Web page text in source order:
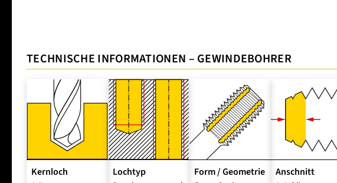
TECHNISCHE INFORMATIONEN – GEWINDEBOHRER
Kernloch
Lochtyp
Form / Geometrie
Anschnitt